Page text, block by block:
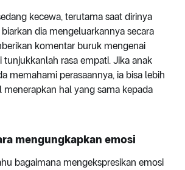
kecewa, terutama saat dirinya
dia mengeluarkannya secara
komentar buruk mengenai
tunjukkanlah rasa empati. Jika anak
memahami perasaannya, ia bisa lebih
menerapkan hal yang sama kepada
mengungkapkan emosi
bagaimana mengekspresikan emosi